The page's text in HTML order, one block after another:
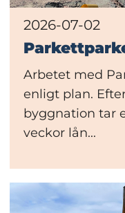
2026-07-02
Arbetet med
enligt plan.
byggnation tar
veckor lån...